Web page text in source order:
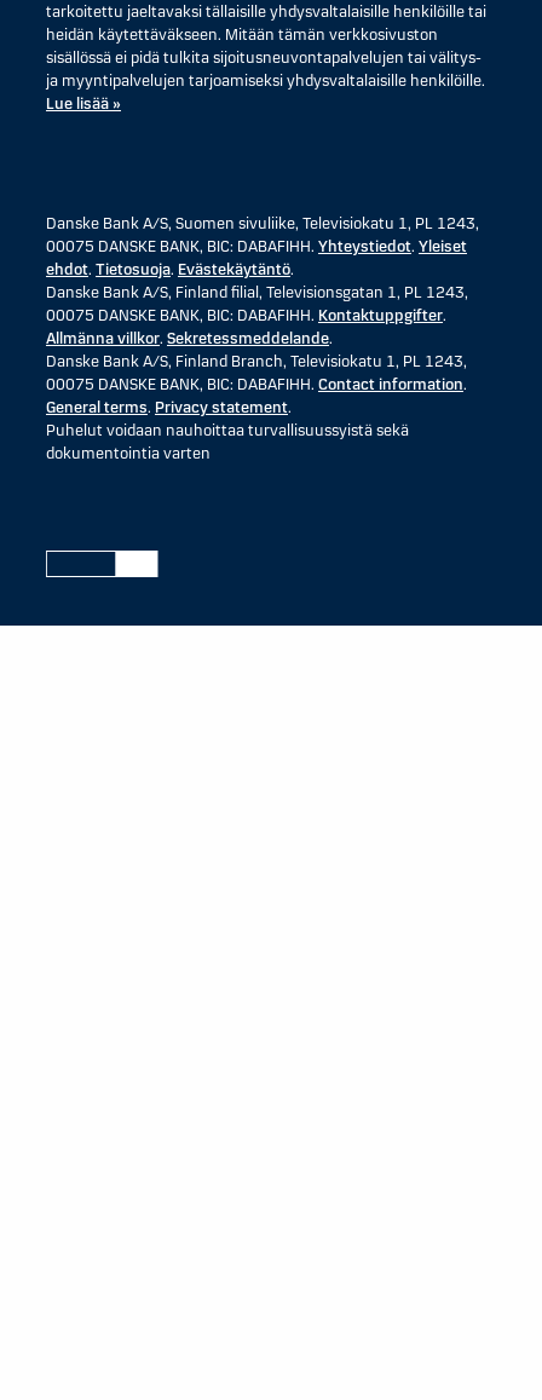
tarkoitettu jaeltavaksi tällaisille yhdysvaltalaisille henkilöille tai
heidän käytettäväkseen. Mitään tämän verkkosivuston
sisällössä ei pidä tulkita sijoitusneuvontapalvelujen tai välitys-
ja myyntipalvelujen tarjoamiseksi yhdysvaltalaisille henkilöille.
Lue lisää »
Danske Bank A/S, Suomen sivuliike, Televisiokatu 1, PL 1243,
00075 DANSKE BANK, BIC: DABAFIHH. Yhteystiedot. Yleiset
ehdot. Tietosuoja. Evästekäytäntö.
Danske Bank A/S, Finland filial, Televisionsgatan 1, PL 1243,
00075 DANSKE BANK, BIC: DABAFIHH. Kontaktuppgifter.
Allmänna villkor. Sekretessmeddelande.
Danske Bank A/S, Finland Branch, Televisiokatu 1, PL 1243,
00075 DANSKE BANK, BIC: DABAFIHH. Contact information.
General terms. Privacy statement.
Puhelut voidaan nauhoittaa turvallisuussyistä sekä
dokumentointia varten